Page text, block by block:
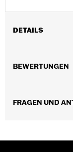
DETAILS
Modelle von ’23 bis
BEWERTUNGEN
FRAGEN UND